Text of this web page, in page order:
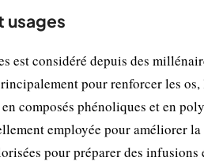
usages
est considéré depuis des
pour renforcer les
composés phénoliques et en
employée pour améliorer
pour préparer des